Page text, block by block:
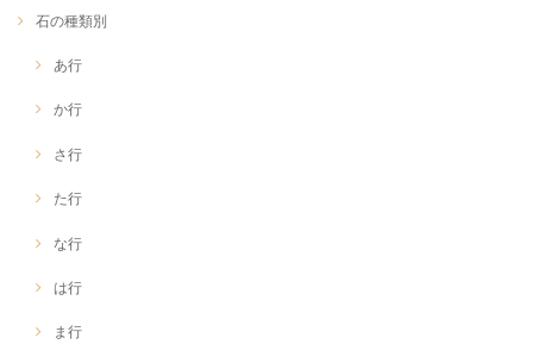
石の種類別
あ行
か行
さ行
た行
な行
は行
ま行